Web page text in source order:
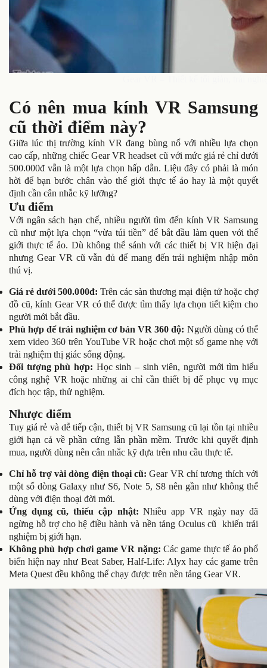
Có nên mua kính VR Samsung
cũ thời điểm này?
Giữa lúc thị trường kính VR đang bùng nổ với nhiều lựa chọn
cao cấp, những chiếc Gear VR headset cũ với mức giá rẻ chỉ dưới
500.000đ vẫn là một lựa chọn hấp dẫn. Liệu đây có phải là món
hời để bạn bước chân vào thế giới thực tế ảo hay là một quyết
định cần cân nhắc kỹ lưỡng?
Ưu điểm
Với ngân sách hạn chế, nhiều người tìm đến kính VR Samsung
cũ như một lựa chọn “vừa túi tiền” để bắt đầu làm quen với thế
giới thực tế ảo. Dù không thể sánh với các thiết bị VR hiện đại
nhưng Gear VR cũ vẫn đủ để mang đến trải nghiệm nhập môn
thú vị.
Giá rẻ dưới 500.000đ: Trên các sàn thương mại điện tử hoặc chợ
đồ cũ, kính Gear VR có thể được tìm thấy lựa chọn tiết kiệm cho
người mới bắt đầu.
Phù hợp để trải nghiệm cơ bản VR 360 độ: Người dùng có thể
xem video 360 trên YouTube VR hoặc chơi một số game nhẹ với
trải nghiệm thị giác sống động.
Đối tượng phù hợp: Học sinh – sinh viên, người mới tìm hiểu
công nghệ VR hoặc những ai chỉ cần thiết bị để phục vụ mục
đích học tập, thử nghiệm.
Nhược điểm
Tuy giá rẻ và dễ tiếp cận, thiết bị VR Samsung cũ lại tồn tại nhiều
giới hạn cả về phần cứng lẫn phần mềm. Trước khi quyết định
mua, người dùng nên cân nhắc kỹ dựa trên nhu cầu thực tế.
Chỉ hỗ trợ vài dòng điện thoại cũ: Gear VR chỉ tương thích với
một số dòng Galaxy như S6, Note 5, S8 nên gần như không thể
dùng với điện thoại đời mới.
Ứng dụng cũ, thiếu cập nhật: Nhiều app VR ngày nay đã
ngừng hỗ trợ cho hệ điều hành và nền tảng Oculus cũ khiến trải
nghiệm bị giới hạn.
Không phù hợp chơi game VR nặng: Các game thực tế ảo phổ
biến hiện nay như Beat Saber, Half-Life: Alyx hay các game trên
Meta Quest đều không thể chạy được trên nền tảng Gear VR.